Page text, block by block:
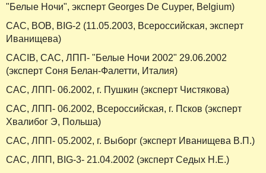
"Белые Ночи", эксперт Georges De Cuyper, Belgium)
CAC, BOB, BIG-2 (11.05.2003, Всероссийская, эксперт
Иванищева)
CACIB, CAC, ЛПП- "Белые Ночи 2002" 29.06.2002
(эксперт Соня Белан-Фалетти, Италия)
CAC, ЛПП- 06.2002, г. Пушкин (эксперт Чистякова)
САС, ЛПП- 06.2002, Всероссийская, г. Псков (эксперт
Хвалибог Э, Польша)
САС, ЛПП- 05.2002, г. Выборг (эксперт Иванищева В.П.)
САС, ЛПП, BIG-3- 21.04.2002 (эксперт Седых Н.Е.)